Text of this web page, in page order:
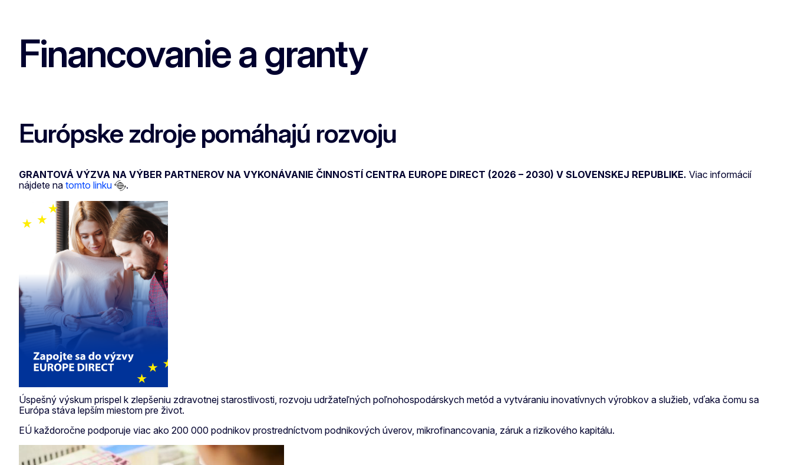
Financovanie a granty
Európske zdroje pomáhajú rozvoju
GRANTOVÁ VÝZVA NA VÝBER PARTNEROV NA VYKONÁVANIE ČINNOSTÍ CENTRA EUROPE DIRECT (2026 – 2030) V SLOVENSKEJ REPUBLIKE. Viac informácií
nájdete na tomto linku .
Úspešný výskum prispel k zlepšeniu zdravotnej starostlivosti, rozvoju udržateľných poľnohospodárskych metód a vytváraniu inovatívnych výrobkov a služieb, vďaka čomu sa
Európa stáva lepším miestom pre život.
EÚ každoročne podporuje viac ako 200 000 podnikov prostredníctvom podnikových úverov, mikrofinancovania, záruk a rizikového kapitálu.